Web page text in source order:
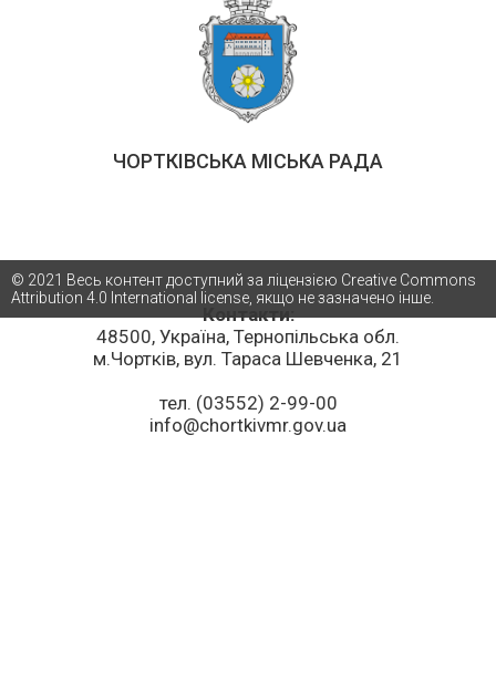
ЧОРТКІВСЬКА МІСЬКА РАДА
Контакти:
48500, Україна, Тернопільська обл.
м.Чортків, вул. Тараса Шевченка, 21
тел. (03552) 2-99-00
info@chortkivmr.gov.ua
© 2021 Весь контент доступний за ліцензією Creative Commons
Attribution 4.0 International license, якщо не зазначено інше.